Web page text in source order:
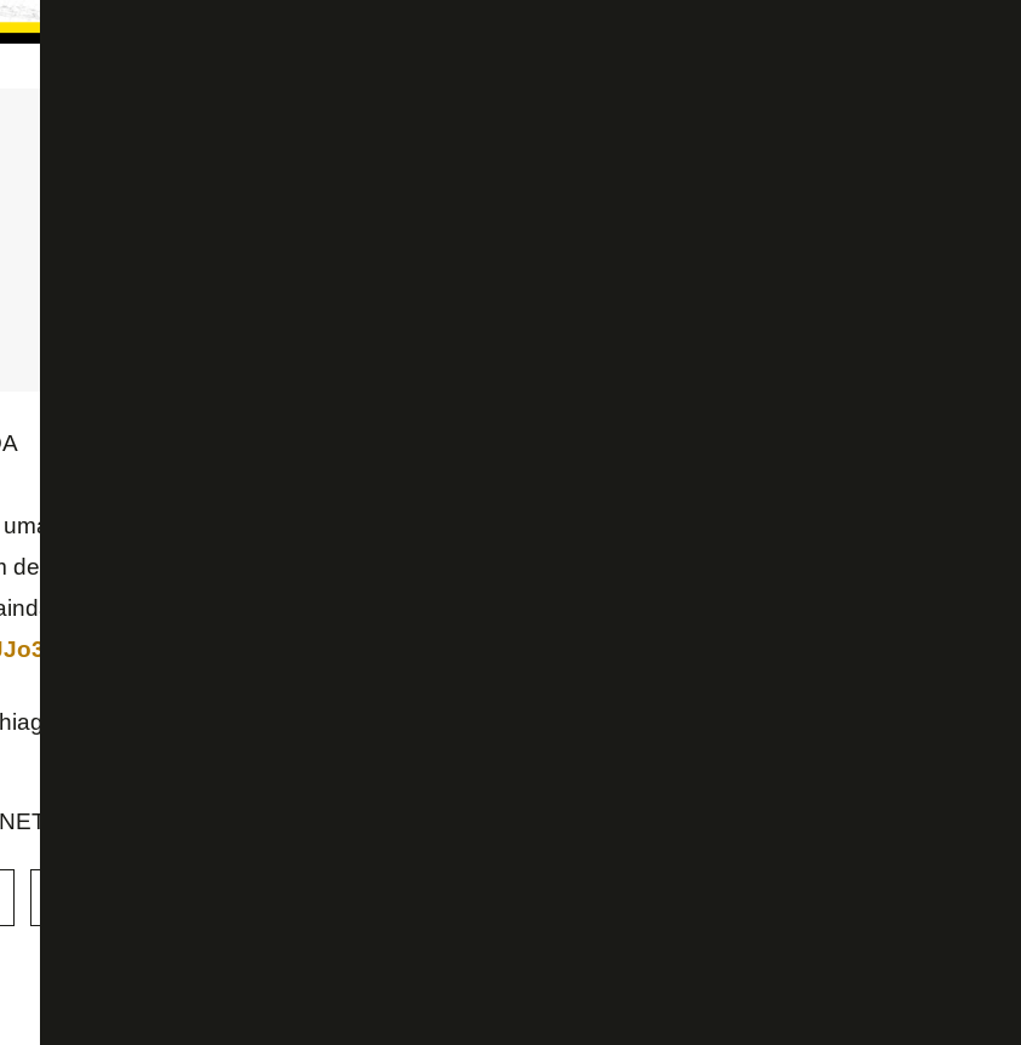
proposta oficial para Zahavi. O vínculo seria até o final de
desejo do técnico Luís Castro. Caso o jogador aceite a oferta,
nesta janela de transferências.
Lance! e Twitter do jornalista Thiago Franklin